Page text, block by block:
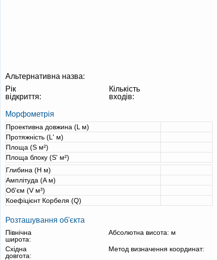
Альтернативна назва:
Рік
відкриття:
Кількість
входів:
Морфометрія
Проективна довжина (L м)
Протяжність (L' м)
Площа (S м²)
Площа блоку (S' м²)
Глибина (H м)
Амплітуда (A м)
Об'єм (V м³)
Коефіцієнт Корбеля (Q)
Розташування об'єкта
Північна
широта:
Абсолютна висота: м
Східна
довгота:
Метод визначення координат: